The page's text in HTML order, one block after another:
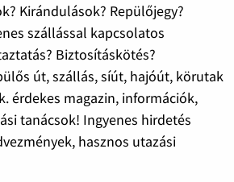
Kirándulások? Repülőjegy?
szállással kapcsolatos
Biztosításkötés?
út, szállás, síút, hajóút, körutak
érdekes magazin, információk,
tanácsok! Ingyenes hirdetés
hasznos utazási